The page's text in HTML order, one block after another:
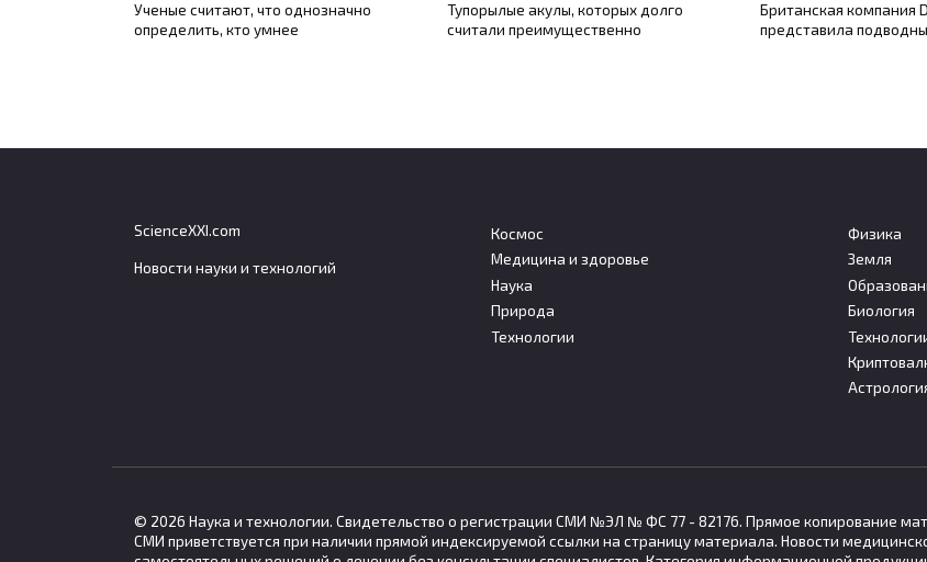
Ученые считают, что однозначно
определить, кто умнее
Тупорылые акулы, которых долго
считали преимущественно
Британская компания
представила
Эксперт заявил, что
зрительные функции
Физики впервые
квантово-
частицы из
излучения
ScienceXXI.com
Новости науки и технологий
Космос
Медицина и здоровье
Наука
Природа
Технологии
Физика
Земля
Биология
© 2026 Наука и технологии. Свидетельство о регистрации СМИ №ЭЛ № ФС 77 - 82176. Прямое копирование
СМИ приветствуется при наличии прямой индексируемой ссылки на страницу материала. Новости